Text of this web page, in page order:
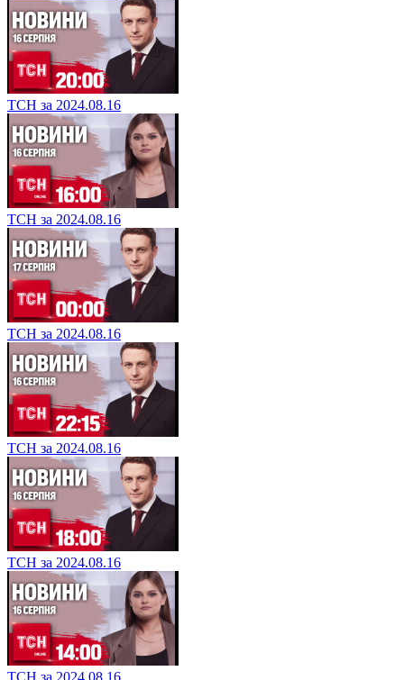
ТСН за 2024.08.16
ТСН за 2024.08.16
ТСН за 2024.08.16
ТСН за 2024.08.16
ТСН за 2024.08.16
ТСН за 2024.08.16